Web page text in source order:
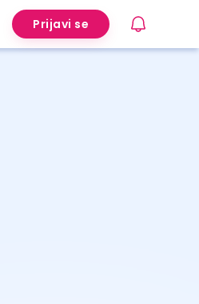
Prijavi se